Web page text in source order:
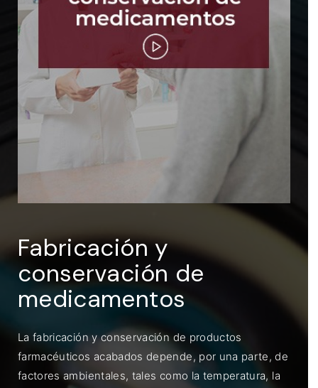
Fabricación y
conservación de
medicamentos
La fabricación y conservación de productos
farmacéuticos acabados depende, por una parte, de
factores ambientales, tales como la temperatura, la
ENTRAR
Recuérdame